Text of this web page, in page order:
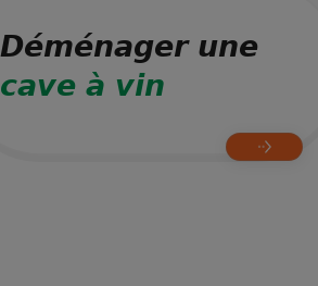
Déménager une
cave à vin